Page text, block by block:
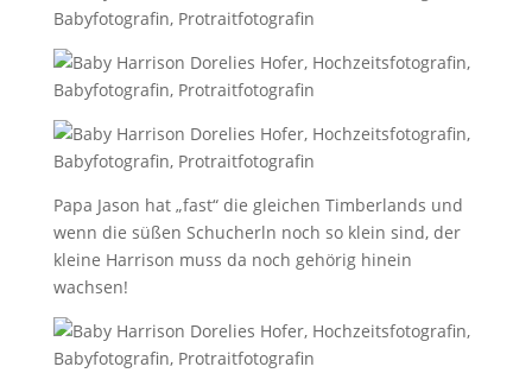
Papa Jason hat „fast“ die gleichen Timberlands und
wenn die süßen Schucherln noch so klein sind, der
kleine Harrison muss da noch gehörig hinein
wachsen!